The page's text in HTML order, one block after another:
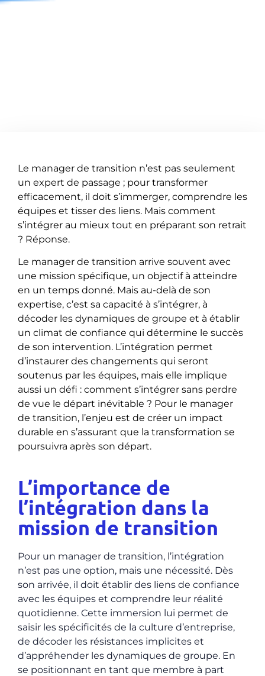
Le manager de transition n’est pas seulement
un expert de passage ; pour transformer
efficacement, il doit s’immerger, comprendre les
équipes et tisser des liens. Mais comment
s’intégrer au mieux tout en préparant son retrait
? Réponse.
Le manager de transition arrive souvent avec
une mission spécifique, un objectif à atteindre
en un temps donné. Mais au-delà de son
expertise, c’est sa capacité à s’intégrer, à
décoder les dynamiques de groupe et à établir
un climat de confiance qui détermine le succès
de son intervention. L’intégration permet
d’instaurer des changements qui seront
soutenus par les équipes, mais elle implique
aussi un défi : comment s’intégrer sans perdre
de vue le départ inévitable ? Pour le manager
de transition, l’enjeu est de créer un impact
durable en s’assurant que la transformation se
poursuivra après son départ.
L’importance de
l’intégration dans la
mission de transition
Pour un manager de transition, l’intégration
n’est pas une option, mais une nécessité. Dès
son arrivée, il doit établir des liens de confiance
avec les équipes et comprendre leur réalité
quotidienne. Cette immersion lui permet de
saisir les spécificités de la culture d’entreprise,
de décoder les résistances implicites et
d’appréhender les dynamiques de groupe. En
se positionnant en tant que membre à part